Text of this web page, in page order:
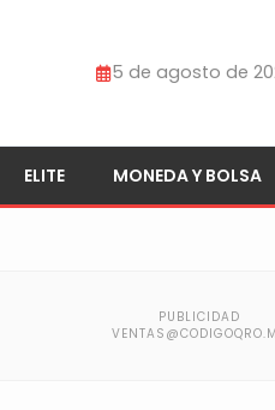
5 de agosto de
ELITE MONEDA Y BOLSA